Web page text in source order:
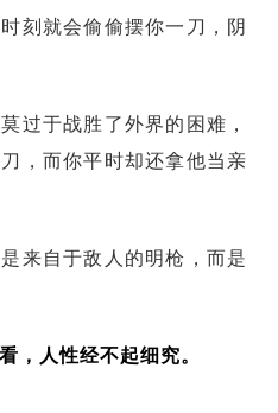
刻就会偷偷摆你一刀，阴
过于战胜了外界的困难，
，而你平时却还拿他当亲
来自于敌人的明枪，而是
，人性经不起细究。